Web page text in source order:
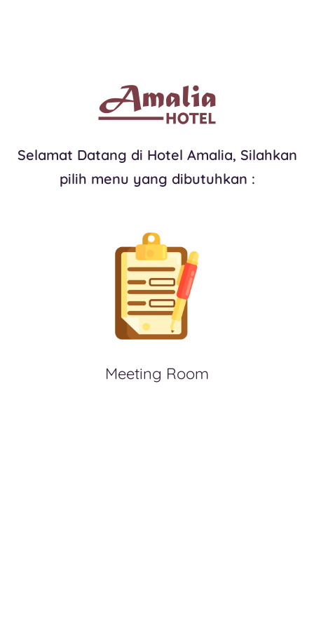
Selamat Datang di Hotel Amalia, Silahkan
pilih menu yang dibutuhkan :
Meeting Room